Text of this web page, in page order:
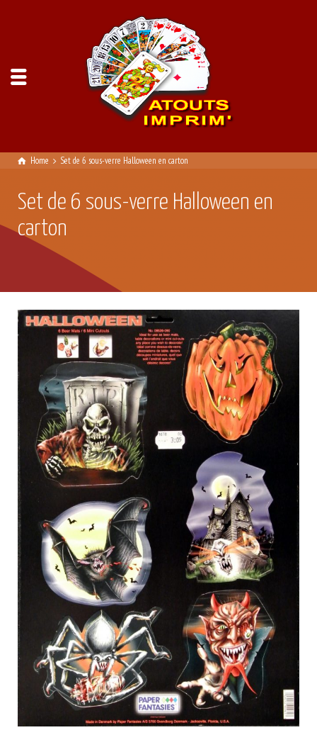
Home Set de 6 sous-verre Halloween en carton
Set de 6 sous-verre Halloween en
carton